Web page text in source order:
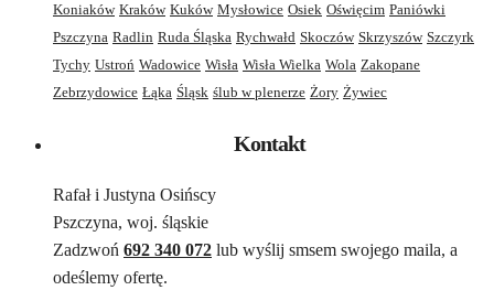
Koniaków Kraków Kuków Mysłowice Osiek Oświęcim Paniówki
Pszczyna Radlin Ruda Śląska Rychwałd Skoczów Skrzyszów Szczyrk
Tychy Ustroń Wadowice Wisła Wisła Wielka Wola Zakopane
Zebrzydowice Łąka Śląsk ślub w plenerze Żory Żywiec
Kontakt
Rafał i Justyna Osińscy
Pszczyna, woj. śląskie
Zadzwoń 692 340 072 lub wyślij smsem swojego maila, a
odeślemy ofertę.